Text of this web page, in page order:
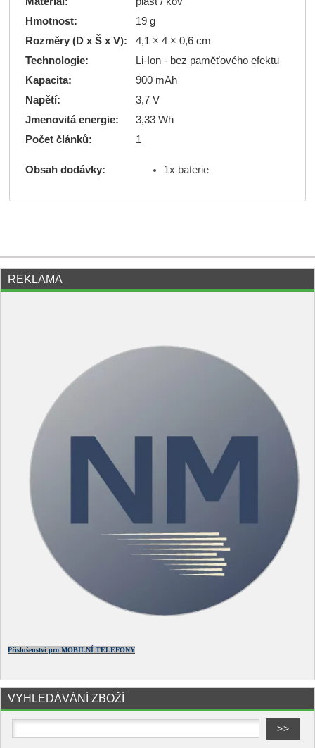
Hmotnost:
19 g
Rozměry (D x Š x V):
4,1 × 4 × 0,6 cm
Technologie:
Li-Ion - bez paměťového efektu
Kapacita:
900 mAh
Napětí:
3,7 V
Jmenovitá energie:
3,33 Wh
Počet článků:
1
Obsah dodávky: 1x baterie
REKLAMA
Příslušenství pro MOBILNÍ TELEFONY
VYHLEDÁVÁNÍ ZBOŽÍ